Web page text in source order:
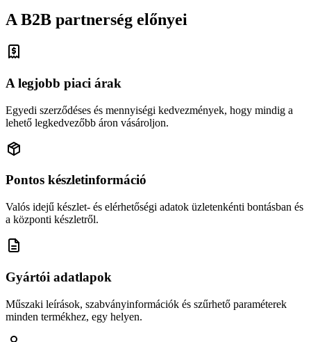
A B2B partnerség előnyei
A legjobb piaci árak
Egyedi szerződéses és mennyiségi kedvezmények, hogy mindig a
lehető legkedvezőbb áron vásároljon.
Pontos készletinformáció
Valós idejű készlet- és elérhetőségi adatok üzletenkénti bontásban és
a központi készletről.
Gyártói adatlapok
Műszaki leírások, szabványinformációk és szűrhető paraméterek
minden termékhez, egy helyen.